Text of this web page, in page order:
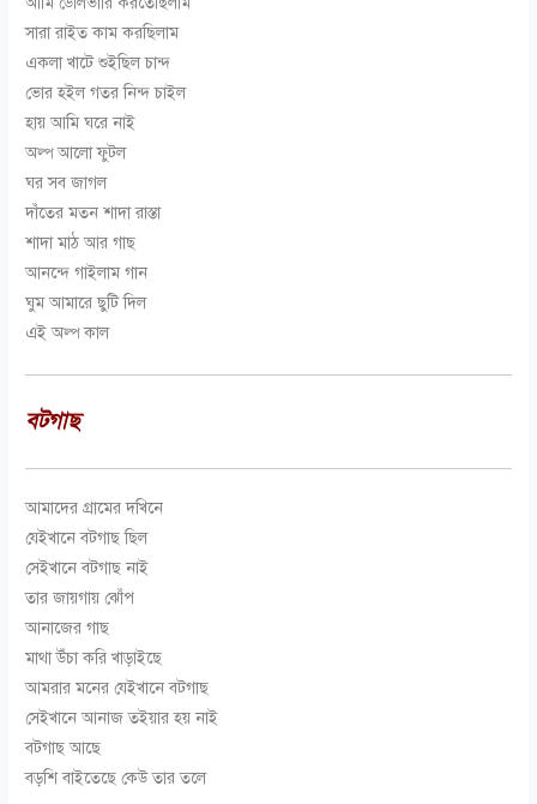
সারা রাইত কাম করছিলাম
একলা খাটে শুইছিল চান্দ
ভোর হইল গতর নিন্দ চাইল
হায় আমি ঘরে নাই
অল্প আলো ফুটল
ঘর সব জাগল
দাঁতের মতন শাদা রাস্তা
শাদা মাঠ আর গাছ
আনন্দে গাইলাম গান
ঘুম আমারে ছুটি দিল
এই অল্প কাল
বটগাছ
আমাদের গ্রামের দখিনে
যেইখানে বটগাছ ছিল
সেইখানে বটগাছ নাই
তার জায়গায় ঝোঁপ
আনাজের গাছ
মাথা উঁচা করি খাড়াইছে
আমরার মনের যেইখানে বটগাছ
সেইখানে আনাজ তইয়ার হয় নাই
বটগাছ আছে
বড়শি বাইতেছে কেউ তার তলে